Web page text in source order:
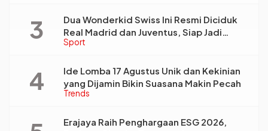
Sport
Dua Wonderkid Swiss Ini Resmi Diciduk
Real Madrid dan Juventus, Siap Jadi
Bintang Baru Eropa
Trends
Ide Lomba 17 Agustus Unik dan Kekinian
yang Dijamin Bikin Suasana Makin Pecah
Erajaya Raih Penghargaan ESG 2026,